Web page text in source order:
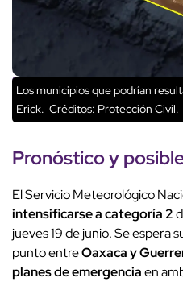
Los municipios que podrían
Erick. Créditos: Protección Civil.
Pronósticoy
El Servicio Meteorológico
intensificarse a categoría 2
jueves 19 de junio. Se espera
punto entreOaxaca y
planes de emergenciaen